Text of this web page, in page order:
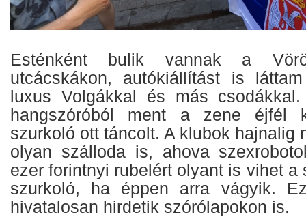
Esténként bulik vannak a
utcácskákon, autókiállítást is
luxus Volgákkal és más
hangszóróból ment a zene éjfél
szurkoló ott táncolt. A klubok hajnalig
olyan szálloda is, ahova
ezer forintnyi rubelért olyant is vihet a
szurkoló, ha éppen arra vágyik.
hivatalosan hirdetik szórólapokon is.